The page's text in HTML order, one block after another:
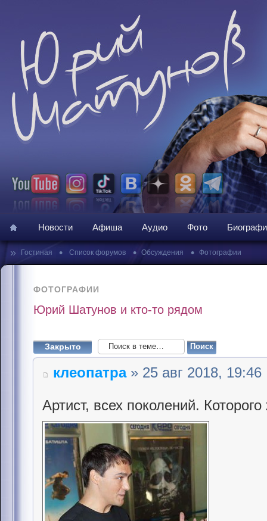
Новости Афиша Аудио Фото
» Гостиная • Список форумов • Обсуждения • Фотографии
ФОТОГРАФИИ
Юрий Шатунов и кто-то рядом
Закрыто
клеопатра» 25 авг 2018, 19:46
Артист, всех поколений.